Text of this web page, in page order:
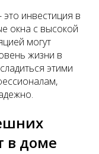
инвестиция в
окна с высокой
могут
жизни в
этими
в доме